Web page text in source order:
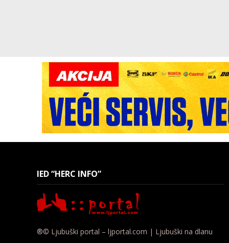
IED “HERC INFO”
®© Ljubuški portal – ljportal.com | Ljubuški na dlanu